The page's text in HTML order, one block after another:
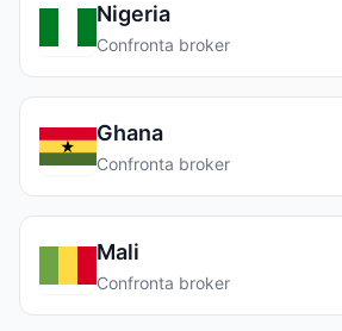
Nigeria
Confronta broker
Ghana
Confronta broker
Mali
Confronta broker